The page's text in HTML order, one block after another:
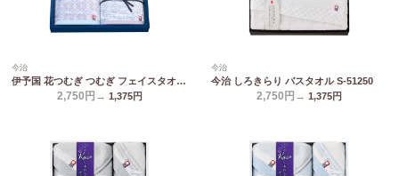
今治
伊予国 花つむぎ つむぎ フェイスタオル2P IH2531
2,750円→ 1,375円
今治
今治 しろきらり バスタオル S-51250
2,750円→ 1,375円